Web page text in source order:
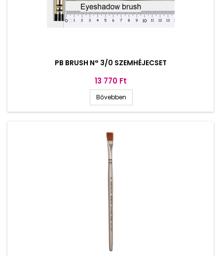
PB BRUSH N° 3/0 SZEMHÉJECSET
Ár
13 770 Ft
Bővebben